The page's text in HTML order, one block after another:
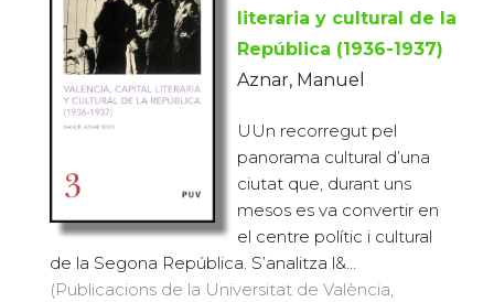
literaria y cultural de la
República (1936-1937)
Aznar, Manuel
UUn recorregut pel
panorama cultural d’una
ciutat que, durant uns
mesos es va convertir en
el centre polític i cultural
de la Segona República. S’analitza l&...
(Publicacions de la Universitat de València,